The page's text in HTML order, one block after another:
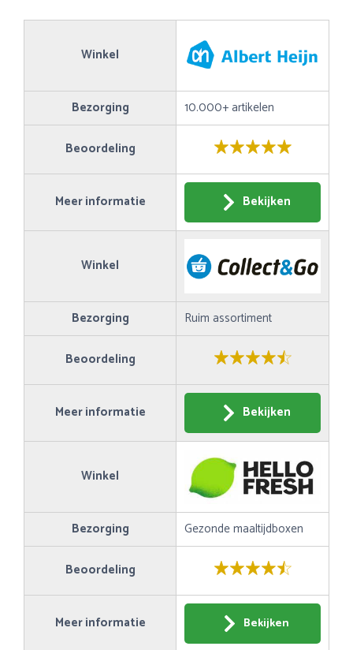
Winkel
Bezorging 10.000+ artikelen
Beoordeling
Meer informatie Bekijken
Winkel
Bezorging Ruim assortiment
Beoordeling
Meer informatie Bekijken
Winkel
Bezorging Gezonde maaltijdboxen
Beoordeling
Meer informatie Bekijken